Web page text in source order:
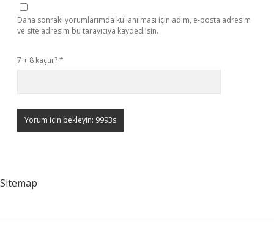
Daha sonraki yorumlarımda kullanılması için adım, e-posta adresim
ve site adresim bu tarayıcıya kaydedilsin.
7 + 8 kaçtır?*
Sitemap